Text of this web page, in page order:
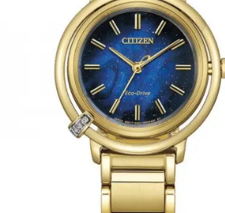
大判・小判
金工芸品